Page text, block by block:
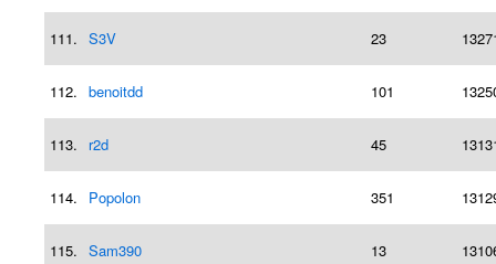
111. S3V 23
112. benoitdd 101
113. r2d 45
114. Popolon 351
115. Sam390 13